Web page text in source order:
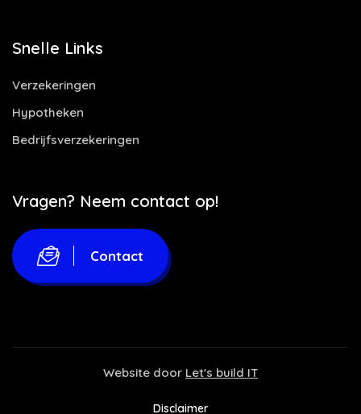
Snelle Links
Verzekeringen
Hypotheken
Bedrijfsverzekeringen
Vragen? Neem contact op!
Contact
Website door Let's build IT
Disclaimer